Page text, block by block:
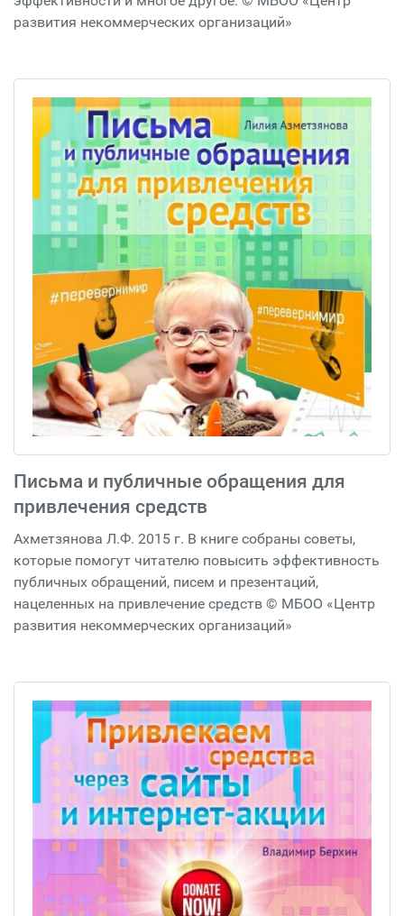
развития некоммерческих организаций»
Письма и публичные обращения для
привлечения средств
Ахметзянова Л.Ф. 2015 г. В книге собраны советы,
которые помогут читателю повысить эффективность
публичных обращений, писем и презентаций,
нацеленных на привлечение средств © МБОО «Центр
развития некоммерческих организаций»